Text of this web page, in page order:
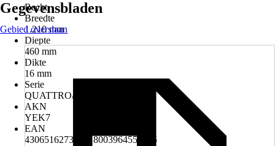
Recht
Breedte
1.210 mm
Diepte
460 mm
Dikte
16 mm
Serie
QUATTRO/NOVE
AKN
YEK7
EAN
4306516273164, 8003964557285
Gegevensbladen
Gebied overslaan